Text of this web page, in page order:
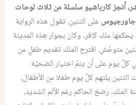
أنجز كارباشيو سلسلة من ثلاث لوحات
على التنين. تقول هذه الرواية
ملك كافر، وكان بجوار هذه المدينة
متوحّش. اقترح الملك تقديم طفلٍ من
كلّ يوم على أن يتمّ اختيار الضحيّة
التنين يلتهم كلّ يوم طفلا من الأطفال،
الملك. رضخ الحاكم رغم الألم الشديد،